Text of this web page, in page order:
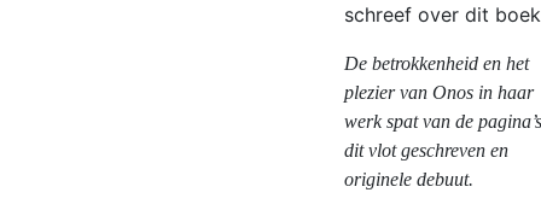
schreef over dit
De betrokkenheid en het
plezier van Onos in haar
werk spat van de
dit vlot geschreven en
originele debuut.